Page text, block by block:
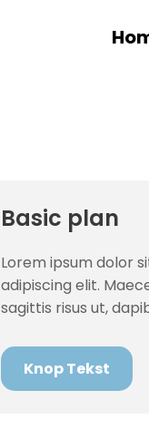
Basic plan
Lorem ipsum dolor
adipiscing elit.
sagittis risus ut,
Knop Tekst